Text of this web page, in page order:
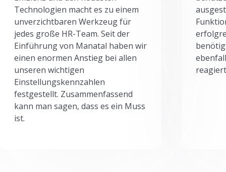
Technologien macht es zu einem
unverzichtbaren Werkzeug für
jedes große HR-Team. Seit der
Einführung von Manatal haben wir
einen enormen Anstieg bei allen
unseren wichtigen
Einstellungskennzahlen
festgestellt. Zusammenfassend
kann man sagen, dass es ein Muss
ist.